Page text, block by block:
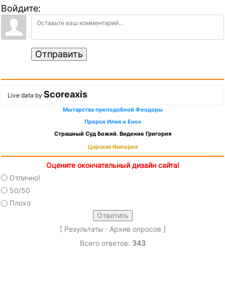
Войдите:
Отправить
Live data by Scoreaxis
Мытарства преподобной Феодоры
Пророк Илия и Енох
Страшный Суд Божий. Видение Григория
Царская Империя
Оцените окончательный дизайн сайта!
Отлично!
50/50
Плохо
[ Результаты · Архив опросов ]
Всего ответов: 343